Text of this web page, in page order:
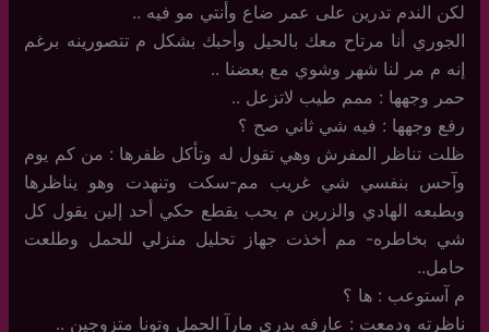
لكن الندم تدرين على عمر ضاع وأنتي مو فيه ..
الجوري أنا مرتاح معك بالحيل وأحبك بشكل م تتصورينه برغم
إنه م مر لنا شهر وشوي مع بعضنا ..
حمر وجهها : ممم طيب لاتزعل ..
رفع وجهها : فيه شي ثاني صح ؟
ظلت تناظر المفرش وهي تقول له وتأكل ظفرها : من كم يوم
وآحس بنفسي شي غريب مم-سكت وتنهدت وهو يناظرها
وبطبعه الهادي والزرين م يحب يقطع حكي أحد إلين يقول كل
شي بخاطره- مم أخذت جهاز تحليل منزلي للحمل وطلعت
حامل..
م آستوعب : ها ؟
ناظرته ودمعت : عارفه بدري مارآ الحمل وتونا متزوجين ..